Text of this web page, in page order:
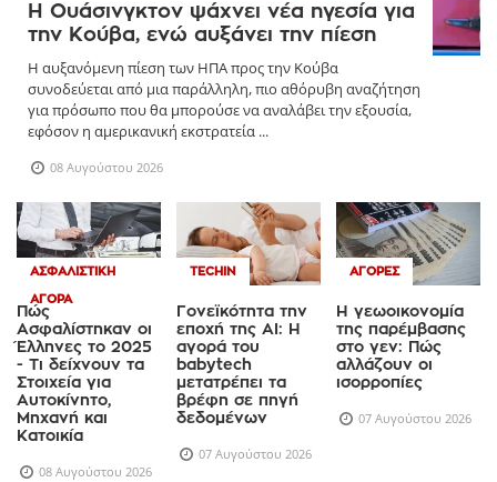
Η Ουάσινγκτον ψάχνει νέα ηγεσία για
την Κούβα, ενώ αυξάνει την πίεση
Η αυξανόμενη πίεση των ΗΠΑ προς την Κούβα
συνοδεύεται από μια παράλληλη, πιο αθόρυβη αναζήτηση
για πρόσωπο που θα μπορούσε να αναλάβει την εξουσία,
εφόσον η αμερικανική εκστρατεία ...
08 Αυγούστου 2026
ΑΣΦΑΛΙΣΤΙΚΉ
ΑΓΟΡΆ
Πώς
Ασφαλίστηκαν οι
Έλληνες το 2025
- Τι δείχνουν τα
Στοιχεία για
Αυτοκίνητο,
Μηχανή και
Κατοικία
08 Αυγούστου 2026
TECHIN
Γονεϊκότητα την
εποχή της AI: Η
αγορά του
babytech
μετατρέπει τα
βρέφη σε πηγή
δεδομένων
07 Αυγούστου 2026
ΑΓΟΡΈΣ
Η γεωοικονομία
της παρέμβασης
στο γεν: Πώς
αλλάζουν οι
ισορροπίες
07 Αυγούστου 2026